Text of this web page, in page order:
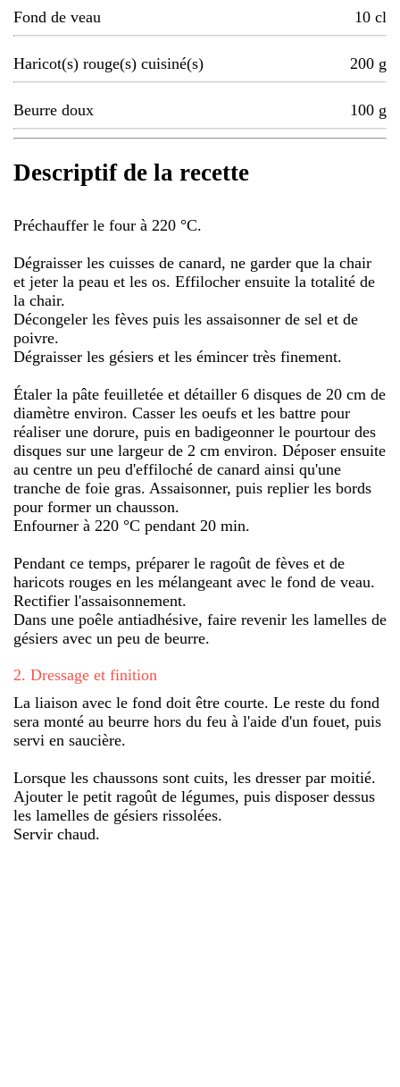
Fond de veau 10 cl
Haricot(s) rouge(s) cuisiné(s) 200 g
Beurre doux 100 g
Descriptif de la recette
Préchauffer le four à 220 °C.
Dégraisser les cuisses de canard, ne garder que la chair
et jeter la peau et les os. Effilocher ensuite la totalité de
la chair.
Décongeler les fèves puis les assaisonner de sel et de
poivre.
Dégraisser les gésiers et les émincer très finement.
Étaler la pâte feuilletée et détailler 6 disques de 20 cm de
diamètre environ. Casser les oeufs et les battre pour
réaliser une dorure, puis en badigeonner le pourtour des
disques sur une largeur de 2 cm environ. Déposer ensuite
au centre un peu d'effiloché de canard ainsi qu'une
tranche de foie gras. Assaisonner, puis replier les bords
pour former un chausson.
Enfourner à 220 °C pendant 20 min.
Pendant ce temps, préparer le ragoût de fèves et de
haricots rouges en les mélangeant avec le fond de veau.
Rectifier l'assaisonnement.
Dans une poêle antiadhésive, faire revenir les lamelles de
gésiers avec un peu de beurre.
2. Dressage et finition
La liaison avec le fond doit être courte. Le reste du fond
sera monté au beurre hors du feu à l'aide d'un fouet, puis
servi en saucière.
Lorsque les chaussons sont cuits, les dresser par moitié.
Ajouter le petit ragoût de légumes, puis disposer dessus
les lamelles de gésiers rissolées.
Servir chaud.